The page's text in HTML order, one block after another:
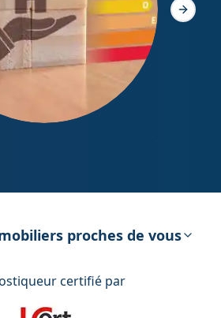
énergétique
Slide
proches de vous
certifié par